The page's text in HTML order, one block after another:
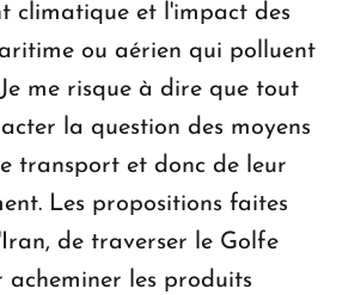
climatique et l'impact des
ou aérien qui polluent
me risque à dire que tout
la question des moyens
transport et donc de leur
Les propositions faites
de traverser le Golfe
acheminer les produits